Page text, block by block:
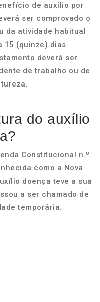
de auxílio por
ser comprovado o
da atividade habitual
15 (quinze) dias
deverá ser
de trabalho ou de
do auxílio
Constitucional n.º
como a Nova
doença teve a sua
a ser chamado de
temporária.